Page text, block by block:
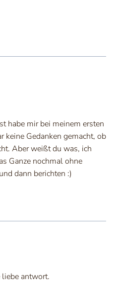
habe mir bei meinem ersten
keine Gedanken gemacht, ob
Aber weißt du was, ich
Ganze nochmal ohne
dann berichten :)
liebe antwort.